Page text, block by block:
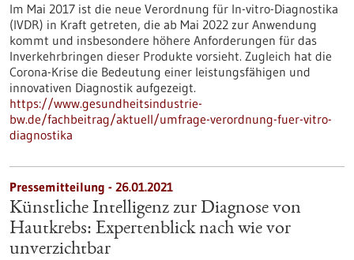
Im Mai 2017 ist die neue Verordnung für In-vitro-Diagnostika
(IVDR) in Kraft getreten, die ab Mai 2022 zur Anwendung
kommt und insbesondere höhere Anforderungen für das
Inverkehrbringen dieser Produkte vorsieht. Zugleich hat die
Corona-Krise die Bedeutung einer leistungsfähigen und
innovativen Diagnostik aufgezeigt.
https://www.gesundheitsindustrie-
bw.de/fachbeitrag/aktuell/umfrage-verordnung-fuer-vitro-
diagnostika
Pressemitteilung - 26.01.2021
Künstliche Intelligenz zur Diagnose von
Hautkrebs: Expertenblick nach wie vor
unverzichtbar